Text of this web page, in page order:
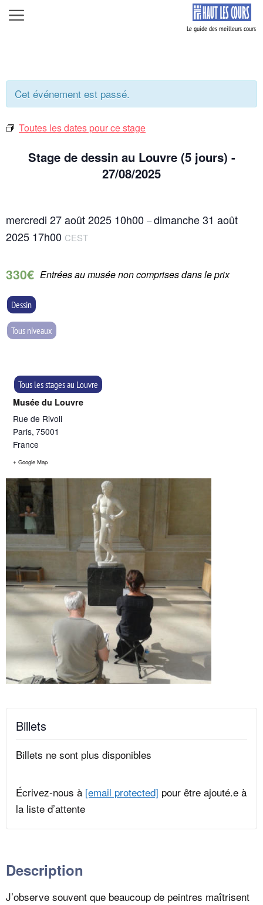
Aller
au
Menu
Cet événement est passé.
Toutes les dates pour ce stage
Stage de dessin au Louvre (5 jours) -
27/08/2025
mercredi 27 août 2025 10h00 –dimanche 31 août
2025 17h00 CEST
330€ Entrées au musée non comprises dans le prix
Dessin
Tous niveaux
Musée du Louvre
Rue de Rivoli
Paris, 75001
France
+ Google Map
Tous les stages au Louvre
Billets
Billets ne sont plus disponibles
Écrivez-nous à [email protected] pour être ajouté.e à
la liste d’attente
Description
J’observe souvent que beaucoup de peintres maîtrisent